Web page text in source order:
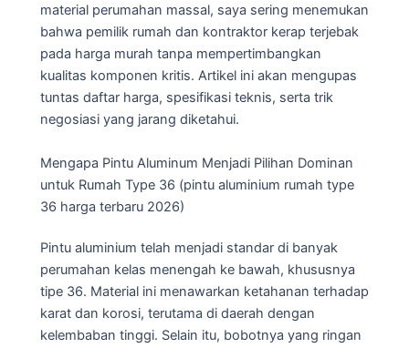
material perumahan massal, saya sering menemukan
bahwa pemilik rumah dan kontraktor kerap terjebak
pada harga murah tanpa mempertimbangkan
kualitas komponen kritis. Artikel ini akan mengupas
tuntas daftar harga, spesifikasi teknis, serta trik
negosiasi yang jarang diketahui.
Mengapa Pintu Aluminum Menjadi Pilihan Dominan
untuk Rumah Type 36 (pintu aluminium rumah type
36 harga terbaru 2026)
Pintu aluminium telah menjadi standar di banyak
perumahan kelas menengah ke bawah, khususnya
tipe 36. Material ini menawarkan ketahanan terhadap
karat dan korosi, terutama di daerah dengan
kelembaban tinggi. Selain itu, bobotnya yang ringan